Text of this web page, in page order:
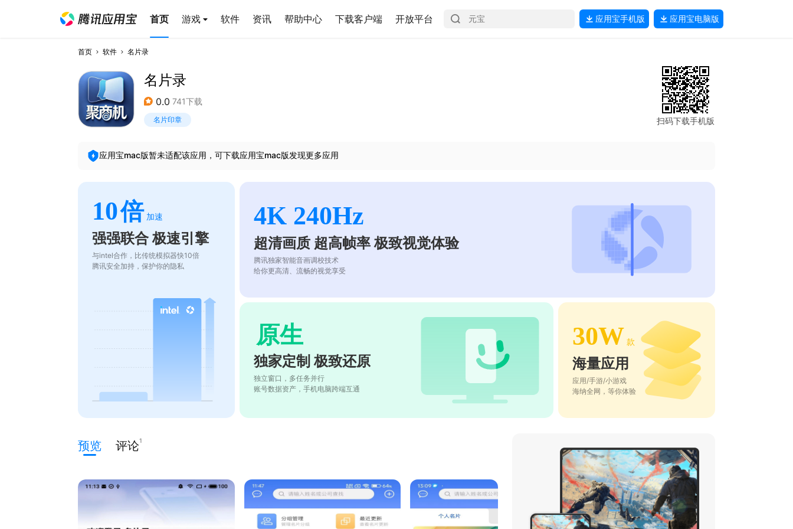
首页 游戏 软件 资讯 帮助中心 下载客户端 开放平台 应用宝手机版 应用宝电脑版
首页 软件 名片录
名片录
0.0 741下载
名片印章 扫码下载手机版
应用宝mac版暂未适配该应用，可下载应用宝mac版发现更多应用
10倍 加速
强强联合 极速引擎
与intel合作，比传统模拟器快10倍
腾讯安全加持，保护你的隐私
4K 240Hz
超清画质 超高帧率 极致视觉体验
腾讯独家智能音画调校技术
给你更高清、流畅的视觉享受
原生
独家定制 极致还原
独立窗口，多任务并行
账号数据资产，手机电脑跨端互通
30W 款
海量应用
应用/手游/小游戏
海纳全网，等你体验
预览 评论1